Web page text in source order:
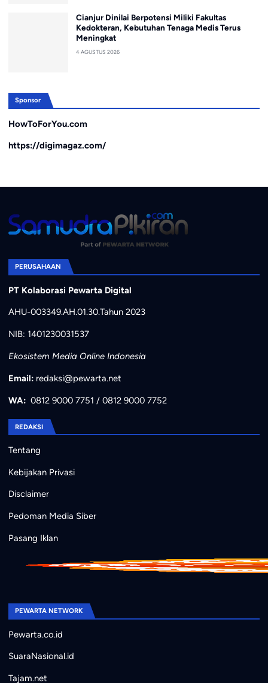
Cianjur Dinilai Berpotensi Miliki Fakultas
Kedokteran, Kebutuhan Tenaga Medis Terus
Meningkat
4 AGUSTUS 2026
Sponsor
HowToForYou.com
https://digimagaz.com/
PERUSAHAAN
PT Kolaborasi Pewarta Digital
AHU-003349.AH.01.30.Tahun 2023
NIB: 1401230031537
Ekosistem Media Online Indonesia
Email: redaksi@pewarta.net
WA: 0812 9000 7751 / 0812 9000 7752
REDAKSI
Tentang
Kebijakan Privasi
Disclaimer
Pedoman Media Siber
Pasang Iklan
PEWARTA NETWORK
Pewarta.co.id
SuaraNasional.id
Tajam.net